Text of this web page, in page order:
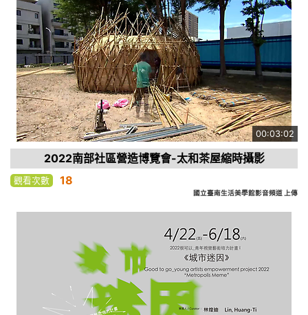
00:03:02
2022南部社區營造博覽會-太和茶屋縮時攝影
觀看次數 18
國立臺南生活美學館影音頻道 上傳